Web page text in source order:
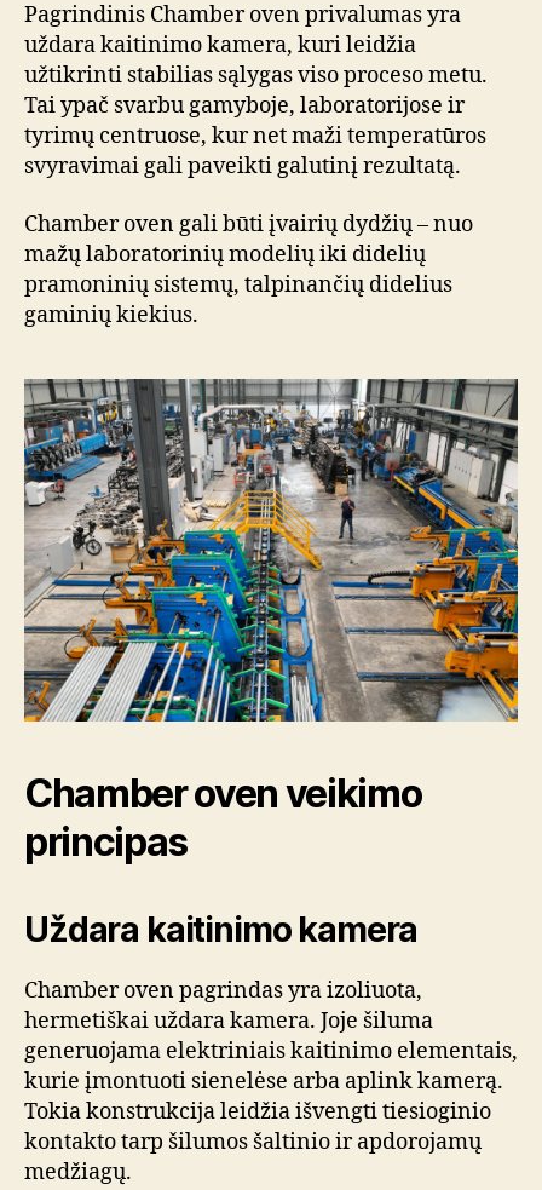
Pagrindinis Chamber oven privalumas yra
uždara kaitinimo kamera, kuri leidžia
užtikrinti stabilias sąlygas viso proceso metu.
Tai ypač svarbu gamyboje, laboratorijose ir
tyrimų centruose, kur net maži temperatūros
svyravimai gali paveikti galutinį rezultatą.
Chamber oven gali būti įvairių dydžių – nuo
mažų laboratorinių modelių iki didelių
pramoninių sistemų, talpinančių didelius
gaminių kiekius.
Chamber oven veikimo
principas
Uždara kaitinimo kamera
Chamber oven pagrindas yra izoliuota,
hermetiškai uždara kamera. Joje šiluma
generuojama elektriniais kaitinimo elementais,
kurie įmontuoti sienelėse arba aplink kamerą.
Tokia konstrukcija leidžia išvengti tiesioginio
kontakto tarp šilumos šaltinio ir apdorojamų
medžiagų.